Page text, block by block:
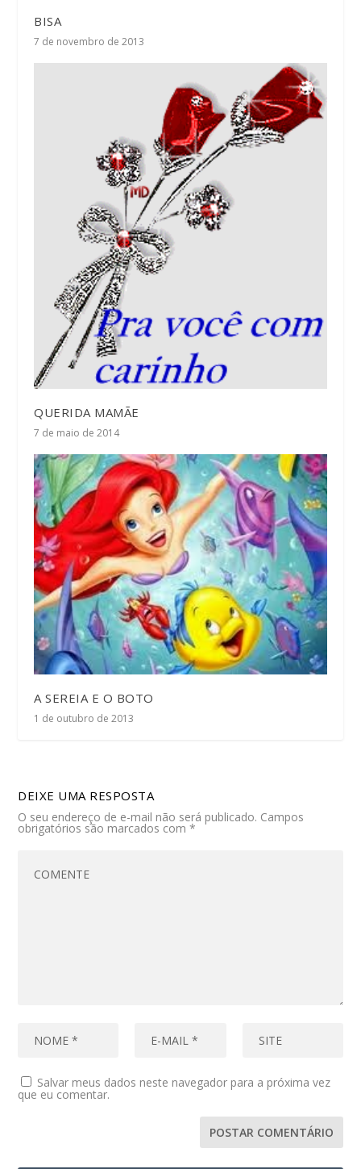
BISA
7 de novembro de 2013
QUERIDA MAMÃE
7 de maio de 2014
A SEREIA E O BOTO
1 de outubro de 2013
DEIXE UMA RESPOSTA
O seu endereço de e-mail não será publicado. Campos
obrigatórios são marcados com*
Salvar meus dados neste navegador para a próxima vez
que eu comentar.